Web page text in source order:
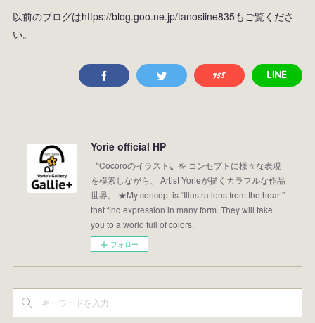
以前のブログはhttps://blog.goo.ne.jp/tanosiine835もご覧くださ
い。
Yorie official HP
〝Cocoroのイラスト〟を コンセプトに様々な表現
を模索しながら、 Artist Yorieが描くカラフルな作品
世界。 ★My concept is “Illustrations from the heart”
that find expression in many form. They will take
you to a world full of colors.
フォロー